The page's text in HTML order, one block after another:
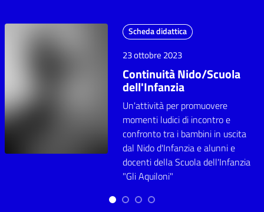
Scheda didattica
23 ottobre 2023
Continuità Nido/Scuola
dell'Infanzia
Un'attività per promuovere
momenti ludici di incontro e
confronto tra i bambini in uscita
dal Nido d'Infanzia e alunni e
docenti della Scuola dell'Infanzia
"Gli Aquiloni"